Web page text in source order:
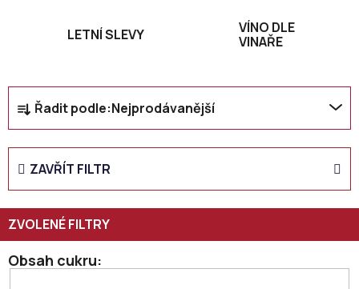
LETNÍ SLEVY
VÍNO DLE
VINAŘE
Ř
a
z
n
í
p
r
o
Řadit podle:Nejprodávanější
ZAVŘÍT FILTR
Obsah cukru